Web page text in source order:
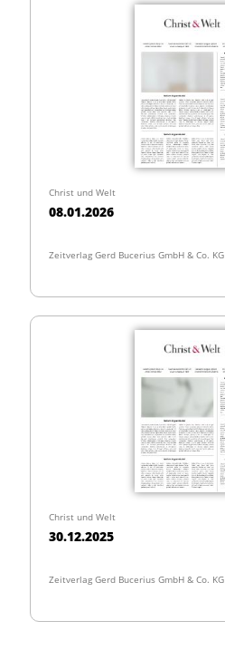
Christ und Welt
08.01.2026
Zeitverlag Gerd Bucerius GmbH & Co. KG
Christ und Welt
30.12.2025
Zeitverlag Gerd Bucerius GmbH & Co. KG